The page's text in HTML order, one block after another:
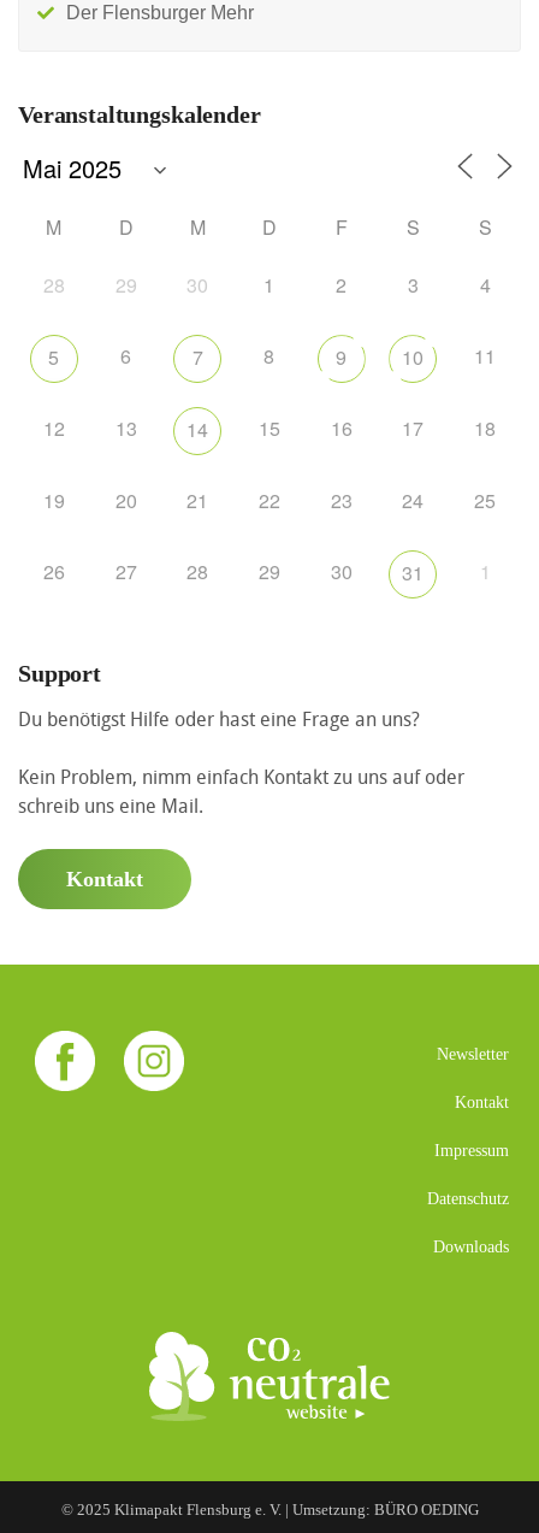
Der Flensburger Mehr
Veranstaltungskalender
M D M D F S S
28 29 30 1 2 3 4
5 6 7 8 9 10 11
12 13 14 15 16 17 18
19 20 21 22 23 24 25
26 27 28 29 30 31 1
Support
Du benötigst Hilfe oder hast eine Frage an uns?
Kein Problem, nimm einfach Kontakt zu uns auf oder
schreib uns eine Mail.
Kontakt
Newsletter
Kontakt
Impressum
Datenschutz
Downloads
© 2025 Klimapakt Flensburg e. V. | Umsetzung: BÜRO OEDING